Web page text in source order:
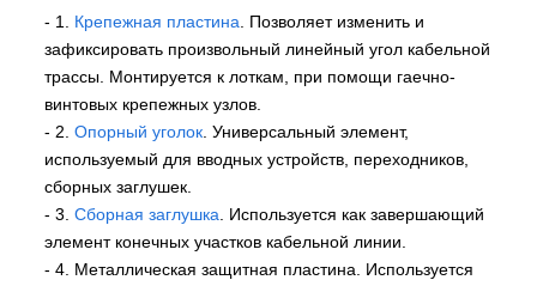
- 1. Крепежная пластина . Позволяет изменить и
зафиксировать произвольный линейный угол кабельной
трассы. Монтируется к лоткам, при помощи гаечно-
винтовых крепежных узлов.
- 2. Опорный уголок . Универсальный элемент,
используемый для вводных устройств, переходников,
сборных заглушек.
- 3. Сборная заглушка . Используется как завершающий
элемент конечных участков кабельной линии.
- 4. Металлическая защитная пластина. Используется